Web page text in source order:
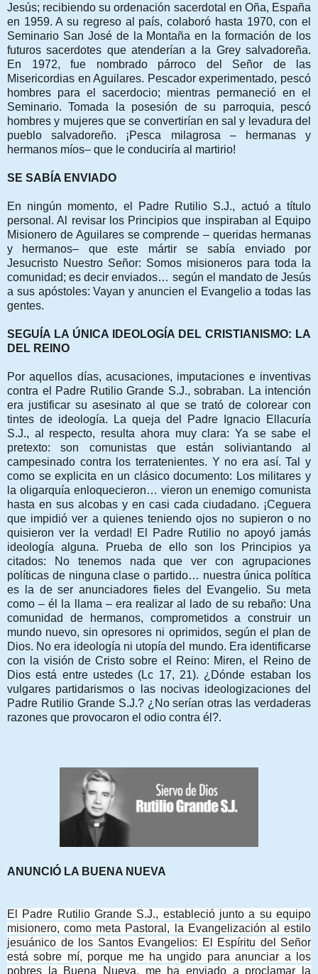
Jesús; recibiendo su ordenación sacerdotal en Oña, España
en 1959. A su regreso al país, colaboró hasta 1970, con el
Seminario San José de la Montaña en la formación de los
futuros sacerdotes que atenderían a la Grey salvadoreña.
En 1972, fue nombrado párroco del Señor de las
Misericordias en Aguilares. Pescador experimentado, pescó
hombres para el sacerdocio; mientras permaneció en el
Seminario. Tomada la posesión de su parroquia, pescó
hombres y mujeres que se convertirían en sal y levadura del
pueblo salvadoreño. ¡Pesca milagrosa – hermanas y
hermanos míos– que le conduciría al martirio!
SE SABÍA ENVIADO
En ningún momento, el Padre Rutilio S.J., actuó a título
personal. Al revisar los Principios que inspiraban al Equipo
Misionero de Aguilares se comprende – queridas hermanas
y hermanos– que este mártir se sabía enviado por
Jesucristo Nuestro Señor: Somos misioneros para toda la
comunidad; es decir enviados… según el mandato de Jesús
a sus apóstoles: Vayan y anuncien el Evangelio a todas las
gentes.
SEGUÍA LA ÚNICA IDEOLOGÍA DEL CRISTIANISMO: LA
DEL REINO
Por aquellos días, acusaciones, imputaciones e inventivas
contra el Padre Rutilio Grande S.J., sobraban. La intención
era justificar su asesinato al que se trató de colorear con
tintes de ideología. La queja del Padre Ignacio Ellacuría
S.J., al respecto, resulta ahora muy clara: Ya se sabe el
pretexto: son comunistas que están soliviantando al
campesinado contra los terratenientes. Y no era así. Tal y
como se explicita en un clásico documento: Los militares y
la oligarquía enloquecieron… vieron un enemigo comunista
hasta en sus alcobas y en casi cada ciudadano. ¡Ceguera
que impidió ver a quienes teniendo ojos no supieron o no
quisieron ver la verdad! El Padre Rutilio no apoyó jamás
ideología alguna. Prueba de ello son los Principios ya
citados: No tenemos nada que ver con agrupaciones
políticas de ninguna clase o partido… nuestra única política
es la de ser anunciadores fieles del Evangelio. Su meta
como – él la llama – era realizar al lado de su rebaño: Una
comunidad de hermanos, comprometidos a construir un
mundo nuevo, sin opresores ni oprimidos, según el plan de
Dios. No era ideología ni utopía del mundo. Era identificarse
con la visión de Cristo sobre el Reino: Miren, el Reino de
Dios está entre ustedes (Lc 17, 21). ¿Dónde estaban los
vulgares partidarismos o las nocivas ideologizaciones del
Padre Rutilio Grande S.J.? ¿No serían otras las verdaderas
razones que provocaron el odio contra él?.
ANUNCIÓ LA BUENA NUEVA
El Padre Rutilio Grande S.J., estableció junto a su equipo
misionero, como meta Pastoral, la Evangelización al estilo
jesuánico de los Santos Evangelios: El Espíritu del Señor
está sobre mí, porque me ha ungido para anunciar a los
pobres la Buena Nueva, me ha enviado a proclamar la